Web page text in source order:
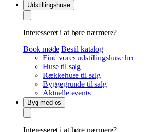
Udstillingshuse
Interesseret i at høre nærmere?
Book møde Bestil katalog
Find vores udstillingshuse her
Huse til salg
Rækkehuse til salg
Byggegrunde til salg
Aktuelle events
Byg med os
Interesseret i at høre nærmere?